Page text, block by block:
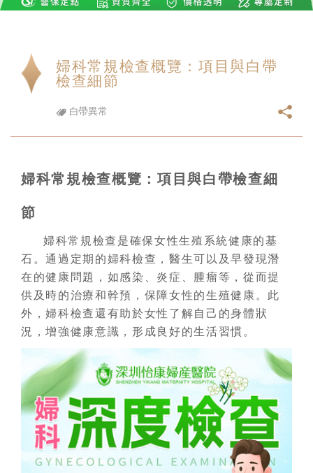
婦科常規檢查概覽：項目與白帶
檢查細節
白帶異常
婦科常規檢查概覽：項目與白帶檢查細
節
婦科常規檢查是確保女性生殖系統健康的基
石。通過定期的婦科檢查，醫生可以及早發現潛
在的健康問題，如感染、炎症、腫瘤等，從而提
供及時的治療和幹預，保障女性的生殖健康。此
外，婦科檢查還有助於女性了解自己的身體狀
況，增強健康意識，形成良好的生活習慣。